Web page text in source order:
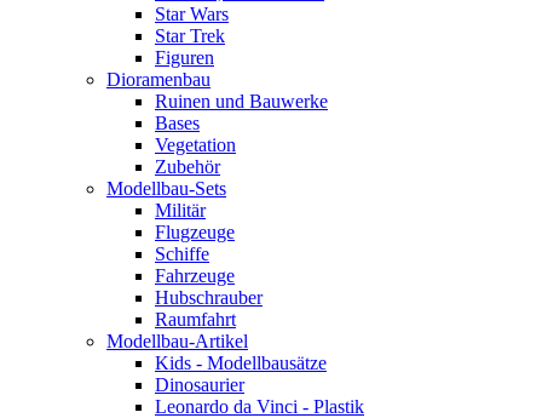
Star Wars
Star Trek
Figuren
Dioramenbau
Ruinen und Bauwerke
Bases
Vegetation
Zubehör
Modellbau-Sets
Militär
Flugzeuge
Schiffe
Fahrzeuge
Hubschrauber
Raumfahrt
Modellbau-Artikel
Kids - Modellbausätze
Dinosaurier
Leonardo da Vinci - Plastik